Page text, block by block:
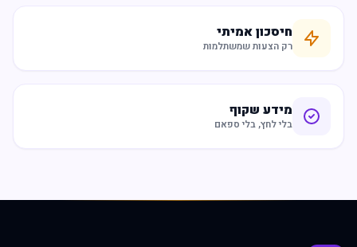
חיסכון אמיתי
רק הצעות שמשתלמות
מידע שקוף
בלי לחץ, בלי ספאם